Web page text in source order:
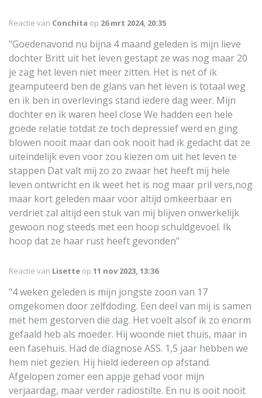
Reactie van Conchita op 26 mrt 2024, 20:35
"Goedenavond nu bijna 4 maand geleden is mijn lieve
dochter Britt uit het leven gestapt ze was nog maar 20
je zag het leven niet meer zitten. Het is net of ik
geamputeerd ben de glans van het leven is totaal weg
en ik ben in overlevings stand iedere dag weer. Mijn
dochter en ik waren heel close We hadden een hele
goede relatie totdat ze toch depressief werd en ging
blowen nooit maar dan ook nooit had ik gedacht dat ze
uiteindelijk even voor zou kiezen om uit het leven te
stappen Dat valt mij zo zo zwaar het heeft mij hele
leven ontwricht en ik weet het is nog maar pril vers,nog
maar kort geleden maar voor altijd omkeerbaar en
verdriet zal altijd een stuk van mij blijven onwerkelijk
gewoon nog steeds met een hoop schuldgevoel. Ik
hoop dat ze haar rust heeft gevonden"
Reactie van Lisette op 11 nov 2023, 13:36
"4 weken geleden is mijn jongste zoon van 17
omgekomen door zelfdoding. Een deel van mij is samen
met hem gestorven die dag. Het voelt alsof ik zo enorm
gefaald heb als moeder. Hij woonde niet thuis, maar in
een fasehuis. Had de diagnose ASS. 1,5 jaar hebben we
hem niet gezien. Hij hield iedereen op afstand.
Afgelopen zomer een appje gehad voor mijn
verjaardag, maar verder radiostilte. En nu is ooit nooit